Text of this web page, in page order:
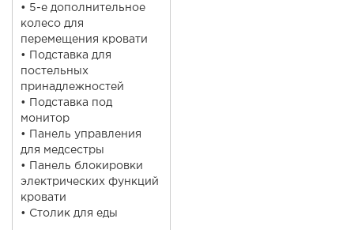
• 5-е дополнительное
колесо для
перемещения кровати
• Подставка для
постельных
принадлежностей
• Подставка под
монитор
• Панель управления
для медсестры
• Панель блокировки
электрических функций
кровати
• Столик для еды